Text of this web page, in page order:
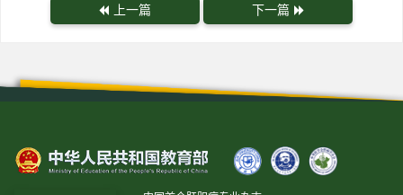
上一篇 下一篇